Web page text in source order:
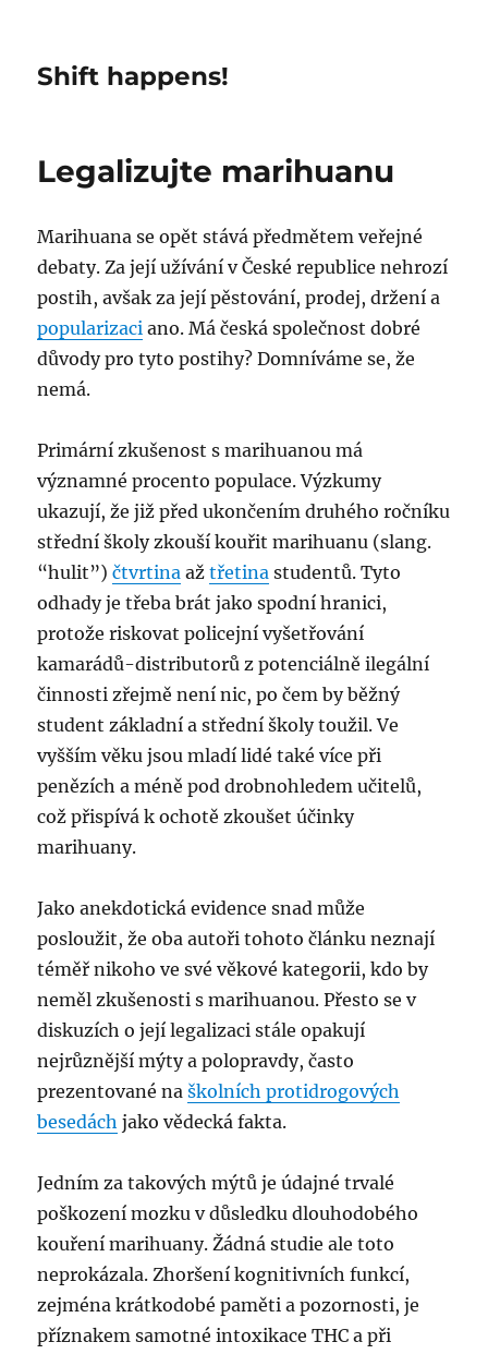
Shift happens!
Legalizujte marihuanu
Marihuana se opět stává předmětem veřejné
debaty. Za její užívání v České republice nehrozí
postih, avšak za její pěstování, prodej, držení a
popularizaci ano. Má česká společnost dobré
důvody pro tyto postihy? Domníváme se, že
nemá.
Primární zkušenost s marihuanou má
významné procento populace. Výzkumy
ukazují, že již před ukončením druhého ročníku
střední školy zkouší kouřit marihuanu (slang.
“hulit”)čtvrtina ažtřetina studentů. Tyto
odhady je třeba brát jako spodní hranici,
protože riskovat policejní vyšetřování
kamarádů-distributorů z potenciálně ilegální
činnosti zřejmě není nic, po čem by běžný
student základní a střední školy toužil. Ve
vyšším věku jsou mladí lidé také více při
penězích a méně pod drobnohledem učitelů,
což přispívá k ochotě zkoušet účinky
marihuany.
Jako anekdotická evidence snad může
posloužit, že oba autoři tohoto článku neznají
téměř nikoho ve své věkové kategorii, kdo by
neměl zkušenosti s marihuanou. Přesto se v
diskuzích o její legalizaci stále opakují
nejrůznější mýty a polopravdy, často
prezentované naškolních protidrogových
besedách jako vědecká fakta.
Jedním za takových mýtů je údajné trvalé
poškození mozku v důsledku dlouhodobého
kouření marihuany. Žádná studie ale toto
neprokázala. Zhoršení kognitivních funkcí,
zejména krátkodobé paměti a pozornosti, je
příznakem samotné intoxikace THC a při